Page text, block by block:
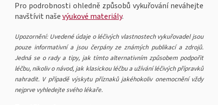
Pro podrobnosti ohledně způsobů vykuřování neváhejte
navštívit naševýukové materiály.
Upozornění: Uvedené údaje o léčivých vlastnostech vykuřovadel jsou
pouze informativní a jsou čerpány ze známých publikací a zdrojů.
Jedná se o rady a tipy, jak tímto alternativním způsobem podpořit
léčbu, nikoliv o návod, jak klasickou léčbu a užívání léčivých přípravků
nahradit. V případě výskytu příznaků jakéhokoliv onemocnění vždy
nejprve vyhledejte svého lékaře.